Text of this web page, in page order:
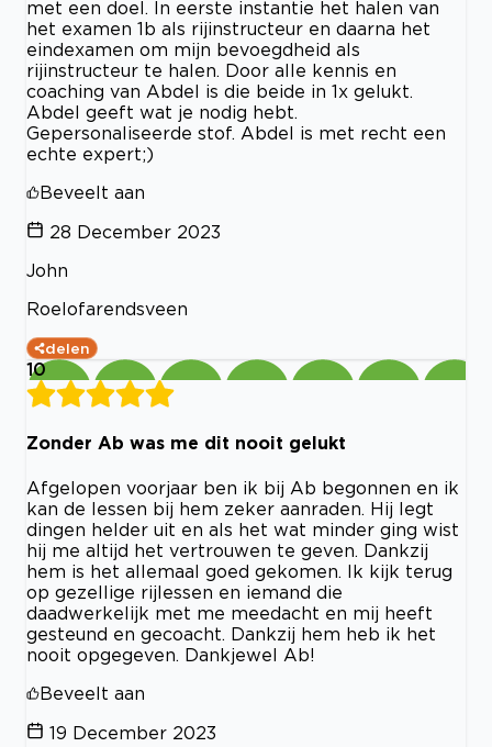
met een doel. In eerste instantie het halen van
het examen 1b als rijinstructeur en daarna het
eindexamen om mijn bevoegdheid als
rijinstructeur te halen. Door alle kennis en
coaching van Abdel is die beide in 1x gelukt.
Abdel geeft wat je nodig hebt.
Gepersonaliseerde stof. Abdel is met recht een
echte expert;)
Beveelt aan
28 December 2023
John
Roelofarendsveen
delen
10
Zonder Ab was me dit nooit gelukt
Afgelopen voorjaar ben ik bij Ab begonnen en ik
kan de lessen bij hem zeker aanraden. Hij legt
dingen helder uit en als het wat minder ging wist
hij me altijd het vertrouwen te geven. Dankzij
hem is het allemaal goed gekomen. Ik kijk terug
op gezellige rijlessen en iemand die
daadwerkelijk met me meedacht en mij heeft
gesteund en gecoacht. Dankzij hem heb ik het
nooit opgegeven. Dankjewel Ab!
Beveelt aan
19 December 2023